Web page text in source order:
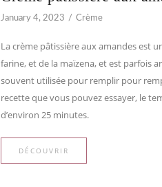
January 4, 2023 Crème
La crème pâtissière aux amandes est
farine, et de la maïzena, et est parfois
souvent utilisée pour remplir pour
recette que vous pouvez essayer, le
d’environ 25 minutes.
DÉCOUVRIR